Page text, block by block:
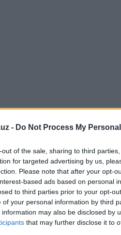
- Do Not Process My
out of the sale, sharing to third
for targeted advertising by us,
Please note that after your opt-
based ads based on personal
to third parties prior to your opt-
your personal information by third
may also be disclosed by
that may further disclose it to